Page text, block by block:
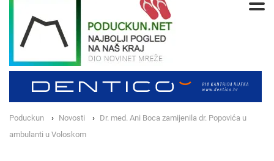
Poduckun Novosti
Dr. med. Ani Boca zamijenila dr. Popovića u
ambulanti u Voloskom